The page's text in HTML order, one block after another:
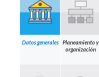
Datos generales
Planeamiento y
organización